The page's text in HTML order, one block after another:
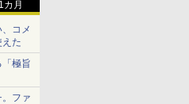
1カ月
コメ
た
極旨
ファ